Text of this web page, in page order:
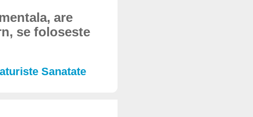
are
se foloseste
Sanatate